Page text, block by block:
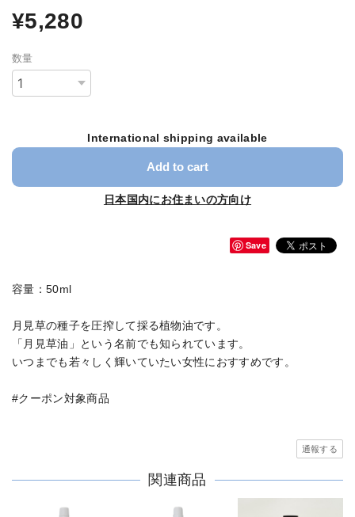
¥5,280
数量
International shipping available
Add to cart
日本国内にお住まいの方向け
Save
容量：50ml
月見草の種子を圧搾して採る植物油です。
「月見草油」という名前でも知られています。
いつまでも若々しく輝いていたい女性におすすめです。
#クーポン対象商品
通報する
関連商品